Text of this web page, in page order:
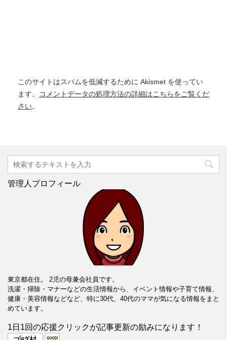
このサイトはスパムを低減するために Akismet を使ってい
ます。
コメントデータの処理方法の詳細はこちらをご覧くだ
さい。
管理人プロフィール
東京都在住。 2児の母兼会社員です。
洗濯・掃除・マナーなどの生活情報から、イベント情報や子育て情報、
健康・美容情報などなど、特に30代、40代のママが気になる情報をまと
めています。
1日1回の応援クリックが記事更新の励みになります！